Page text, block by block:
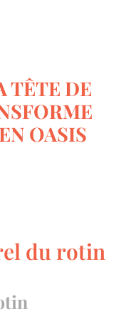
TÊTE DE
OASIS
du rotin